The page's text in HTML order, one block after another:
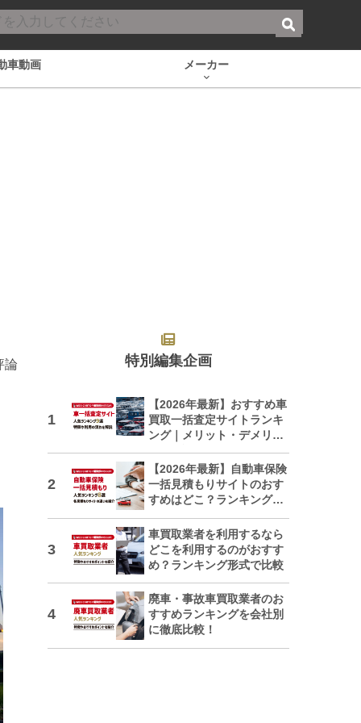
車動画 メーカー
論 特別編集企画
【2026年最新】おすすめ車
買取一括査定サイトランキ
ング｜メリット・デメリッ
トも解説
【2026年最新】自動車保険
一括見積もりサイトのおす
すめはどこ？ランキングで
車買取業者を利用するなら
どこを利用するのがおすす
め？ランキング形式で比較
廃車・事故車買取業者のお
すすめランキングを会社別
に徹底比較！